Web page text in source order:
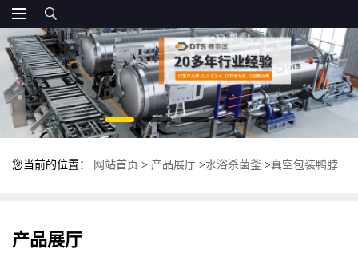
您当前的位置： 网站首页 > 产品展厅 >水浴杀菌釜 >真空包装鸭脖
产品展厅